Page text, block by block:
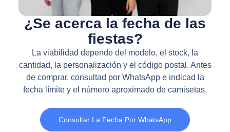
¿Se acerca la fecha de las
fiestas?
La viabilidad depende del modelo, el stock, la
cantidad, la personalización y el código postal. Antes
de comprar, consultad por WhatsApp e indicad la
fecha límite y el número aproximado de camisetas.
Consultar La Fecha Por WhatsApp